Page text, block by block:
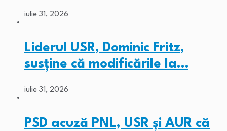
iulie 31, 2026
Liderul USR, Dominic Fritz,
susține că modificările la…
iulie 31, 2026
PSD acuză PNL, USR și AUR că